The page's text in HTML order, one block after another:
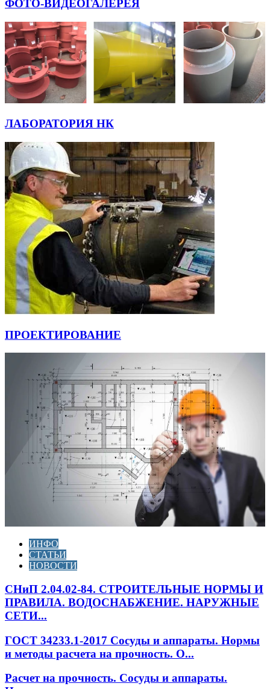
ФОТО-ВИДЕОГАЛЕРЕЯ
ЛАБОРАТОРИЯ НК
ПРОЕКТИРОВАНИЕ
ИНФО
СТАТЬИ
НОВОСТИ
СНиП 2.04.02-84. СТРОИТЕЛЬНЫЕ НОРМЫ И
ПРАВИЛА. ВОДОСНАБЖЕНИЕ. НАРУЖНЫЕ
СЕТИ...
ГОСТ 34233.1-2017 Сосуды и аппараты. Нормы
и методы расчета на прочность. О...
Расчет на прочность. Сосуды и аппараты.